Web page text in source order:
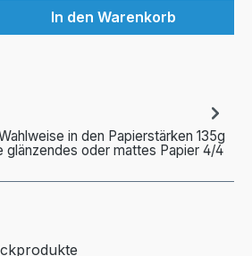
Gib den
In den Warenkorb
in den Papierstärken 135g
glänzendes oder mattes Papier 4/4